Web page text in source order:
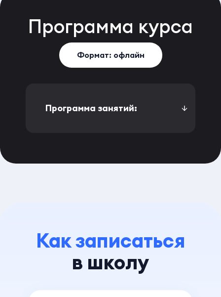
Программа курса
Формат: офлайн
Программа занятий:
Как записаться
в школу